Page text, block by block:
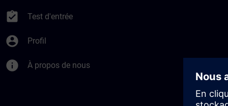
assignment_turned_in Test d'entrée
account_circle Profil
info À propos de nous